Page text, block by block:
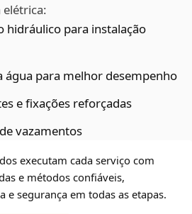
hidráulico para instalação
água para melhor desempenho
e fixações reforçadas
vazamentos
executam cada serviço com
e métodos confiáveis,
e segurança em todas as etapas.